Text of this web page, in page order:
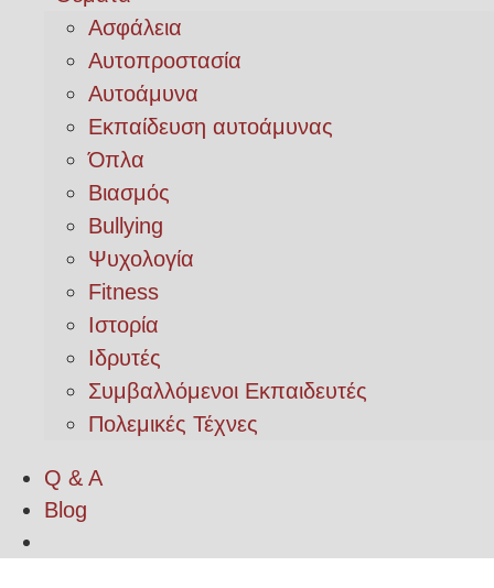
Ασφάλεια
Αυτοπροστασία
Αυτοάμυνα
Εκπαίδευση αυτοάμυνας
Όπλα
Βιασμός
Bullying
Ψυχολογία
Fitness
Ιστορία
Ιδρυτές
Συμβαλλόμενοι Εκπαιδευτές
Πολεμικές Τέχνες
Q & A
Blog